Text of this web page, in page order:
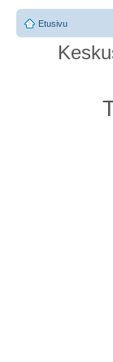
Etusivu